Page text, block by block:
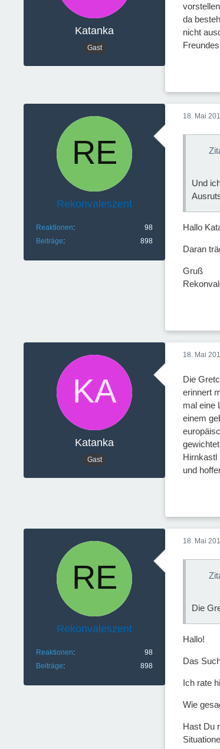
Katanka
Gast
da
nicht
Rekonvaleszent
Reaktionen
98
Beiträge
898
18. Mai
Und
Hallo
Daran
Gruß
Katanka
Gast
18. Mai
Die
erinnert
mal eine
einem
Hirnkastl
und
Rekonvaleszent
Reaktionen
98
Beiträge
898
18. Mai
Die
Hallo!
Das
Ich rate
Wie
Hast Du